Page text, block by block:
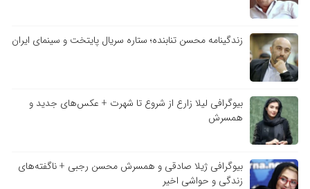
زندگینامه محسن تنابنده؛ ستاره سریال پایتخت و سینمای ایران
بیوگرافی لیلا زارع از شروع تا شهرت + عکس‌های جدید و
همسرش
بیوگرافی ژیلا صادقی و همسرش محسن رجبی + ناگفته‌های
زندگی و حواشی اخیر